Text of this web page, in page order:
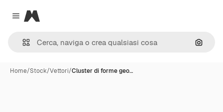
Close menu
Magnific
Cerca
Home/Stock/Vettori/Cluster di forme geo…